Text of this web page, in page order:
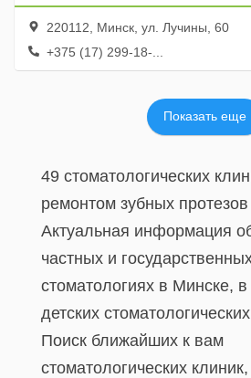
220112, Минск, ул. Лучины, 60
+375 (17) 299-18-...
Показать еще
49 стоматологических
ремонтом зубных
Актуальная информация
частных и
стоматологиях в Минске,
детских
Поиск ближайших к вам
стоматологических